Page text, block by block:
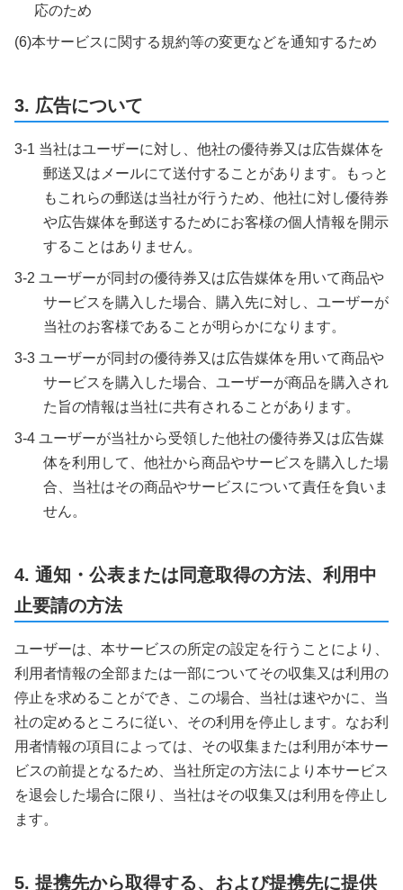
応のため
(6)本サービスに関する規約等の変更などを通知するため
3. 広告について
3-1 当社はユーザーに対し、他社の優待券又は広告媒体を
郵送又はメールにて送付することがあります。もっと
もこれらの郵送は当社が行うため、他社に対し優待券
や広告媒体を郵送するためにお客様の個人情報を開示
することはありません。
3-2 ユーザーが同封の優待券又は広告媒体を用いて商品や
サービスを購入した場合、購入先に対し、ユーザーが
当社のお客様であることが明らかになります。
3-3 ユーザーが同封の優待券又は広告媒体を用いて商品や
サービスを購入した場合、ユーザーが商品を購入され
た旨の情報は当社に共有されることがあります。
3-4 ユーザーが当社から受領した他社の優待券又は広告媒
体を利用して、他社から商品やサービスを購入した場
合、当社はその商品やサービスについて責任を負いま
せん。
4. 通知・公表または同意取得の方法、利用中
止要請の方法
ユーザーは、本サービスの所定の設定を行うことにより、
利用者情報の全部または一部についてその収集又は利用の
停止を求めることができ、この場合、当社は速やかに、当
社の定めるところに従い、その利用を停止します。なお利
用者情報の項目によっては、その収集または利用が本サー
ビスの前提となるため、当社所定の方法により本サービス
を退会した場合に限り、当社はその収集又は利用を停止し
ます。
5. 提携先から取得する、および提携先に提供